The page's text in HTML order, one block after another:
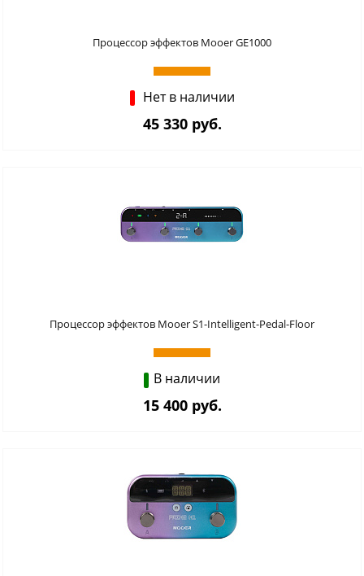
Процессор эффектов Mooer GE1000
Нет в наличии
45 330 руб.
Процессор эффектов Mooer S1-Intelligent-Pedal-Floor
В наличии
15 400 руб.